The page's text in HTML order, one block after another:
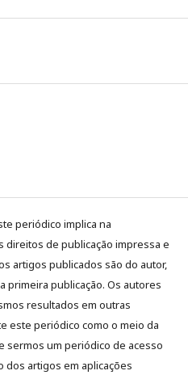
periódico implica na
de publicação impressa e
artigos publicados são do autor,
primeira publicação. Os autores
resultados em outras
este periódico como o meio da
sermos um periódico de acesso
artigos em aplicações